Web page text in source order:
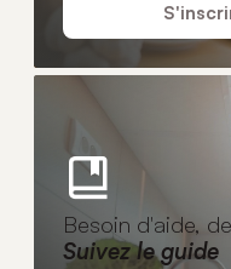
Besoin d'aide,
Suivez le guide